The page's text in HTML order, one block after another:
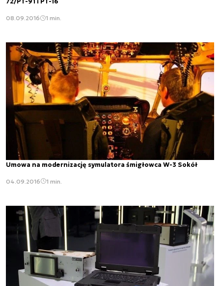
08.09.2016 1 min.
Umowa na modernizację symulatora śmigłowca W-3 Sokół
04.09.2016 1 min.